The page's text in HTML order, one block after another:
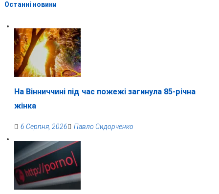
Останні новини
На Вінниччині під час пожежі загинула 85-річна
жінка
6 Серпня, 2026 Павло Сидорченко